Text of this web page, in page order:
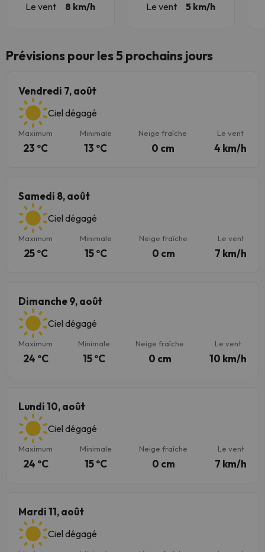
Le vent 8 km/h
Le vent
5 km/h
Prévisions pour les 5 prochains jours
Vendredi 7, août
Ciel dégagé
Maximum
23 ºC
Minimale
13 ºC
Neige fraîche
0 cm
Le vent
4 km/h
Samedi 8, août
Ciel dégagé
Maximum
25 ºC
Minimale
15 ºC
Neige fraîche
0 cm
Le vent
7 km/h
Dimanche 9, août
Ciel dégagé
Maximum
24 ºC
Minimale
15 ºC
Neige fraîche
0 cm
Le vent
10 km/h
Lundi 10, août
Ciel dégagé
Maximum
24 ºC
Minimale
15 ºC
Neige fraîche
0 cm
Le vent
7 km/h
Mardi 11, août
Ciel dégagé